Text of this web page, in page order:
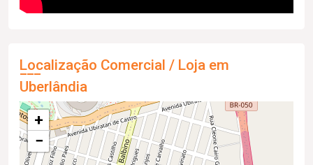
Localização Comercial / Loja em
Uberlândia
+
−